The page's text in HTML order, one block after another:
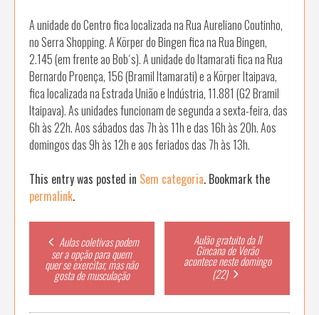
A unidade do Centro fica localizada na Rua Aureliano Coutinho,
no Serra Shopping. A Körper do Bingen fica na Rua Bingen,
2.145 (em frente ao Bob´s). A unidade do Itamarati fica na Rua
Bernardo Proença, 156 (Bramil Itamarati) e a Körper Itaipava,
fica localizada na Estrada União e Indústria, 11.881 (G2 Bramil
Itaipava). As unidades funcionam de segunda a sexta-feira, das
6h às 22h. Aos sábados das 7h às 11h e das 16h às 20h. Aos
domingos das 9h às 12h e aos feriados das 7h às 13h.
This entry was posted in Sem categoria. Bookmark the
permalink.
Post
navigation
Aulas coletivas podem
ser a opção para quem
quer se exercitar, mas não
gosta de musculação
Aulão gratuito da II
Gincana de Verão
acontece neste domingo
(22)